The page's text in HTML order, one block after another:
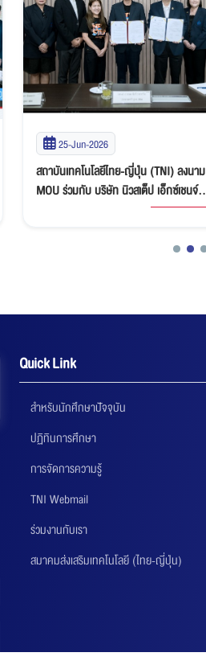
25-Jun-2026
สถาบันเทคโนโลยีไทย-ญี่ปุ่น (TNI) ลงนาม
MOU ร่วมกับ บริษัท นิวสเต็ป เอ็กซ์เชนจ์
โปรแกรม จำกัด ส่งเสริมโอกาสนักศึกษาสู่
Quick Link
สำหรับนักศึกษาปัจจุบัน
ปฏิทินการศึกษา
การจัดการความรู้
TNI Webmail
ร่วมงานกับเรา
สมาคมส่งเสริมเทคโนโลยี (ไทย-ญี่ปุ่น)